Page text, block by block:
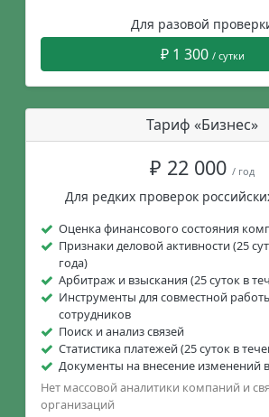
Для разовой
₽ 1 300 / сутки
Тариф «Бизнес»
₽ 22 000 / год
Для редких проверок
Оценка финансового состояния
Признаки деловой активности (25
года)
Арбитраж и взыскания (25 суток в
Инструменты для совместной
сотрудников
Поиск и анализ связей
Статистика платежей (25 суток в
Документы на внесение изменений
Нет массовой аналитики компаний и
организаций